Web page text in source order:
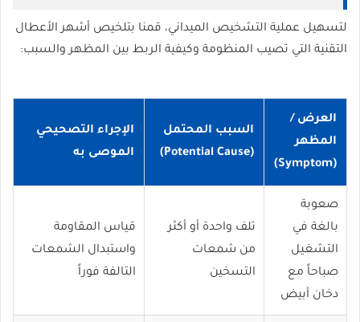
لتسهيل عملية التشخيص الميداني، قمنا بتلخيص أشهر الأعطال
التقنية التي تصيب المنظومة وكيفية الربط بين المظهر والسبب:
العرض /
المظهر
(Symptom)
السبب المحتمل
(Potential Cause)
الإجراء التصحيحي
الموصى به
صعوبة
بالغة في
التشغيل
صباحاً مع
دخان أبيض
تلف واحدة أو أكثر
من شمعات
التسخين
قياس المقاومة
واستبدال الشمعات
التالفة فوراً